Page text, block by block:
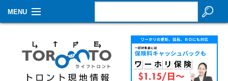
MENU
生活情報